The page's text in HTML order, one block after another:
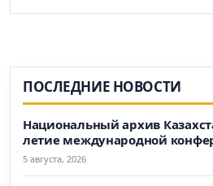
ПОСЛЕДНИЕ НОВОСТИ
Национальный архив
летие международной
5 августа, 2026